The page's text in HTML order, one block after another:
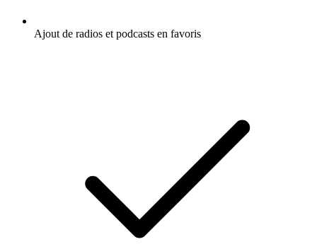
Ajout de radios et podcasts en favoris